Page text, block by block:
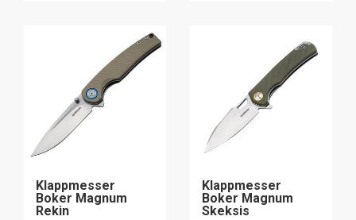
Klappmesser
Boker Magnum
Rekin
Klappmesser
Boker Magnum
Skeksis